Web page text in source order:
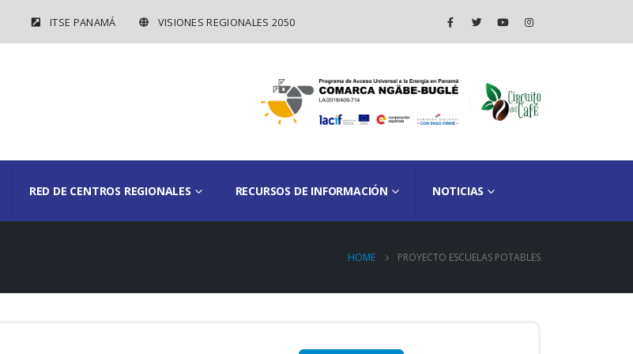
ITSE PANAMÁ VISIONES REGIONALES 2050
RED DE CENTROS REGIONALES RECURSOS DE INFORMACIÓN NOTICIAS
HOME PROYECTO ESCUELAS POTABLES